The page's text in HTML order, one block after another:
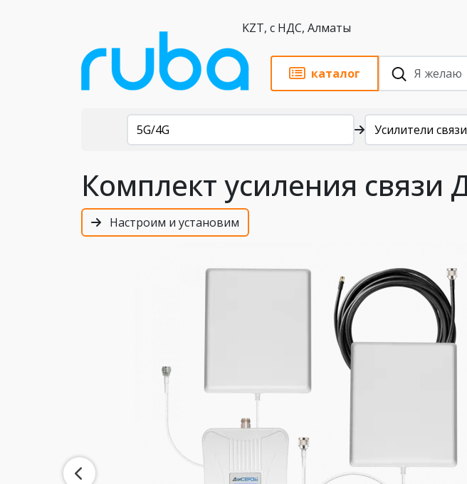
KZT, с НДС, Алматы
каталог
Каталог
5G/4G Усилители связи
Комплект усиления связи
Настроим и установим